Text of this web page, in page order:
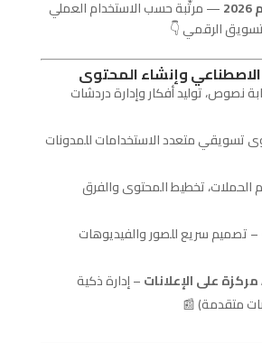
— مرتّبة حسب الاستخدام العملي
الرقمي 👇
الاصطناعي وإنشاء المحتوى
نصوص، توليد أفكار وإدارة دردشات
تسويقي متعدد الاستخدامات للمدونات
الحملات، تخطيط المحتوى والفرق
– تصميم سريع للصور والفيديوهات
– إدارة ذكية
متقدمة) 📰